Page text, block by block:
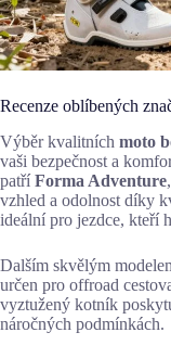
Recenze oblíbených
Výběr kvalitních moto
vaši bezpečnost a
patří Forma Adventure
vzhled a odolnost díky
ideální pro jezdce, kteří
Dalším skvělým
určen pro offroad
vyztužený kotník
náročných podmínkách.